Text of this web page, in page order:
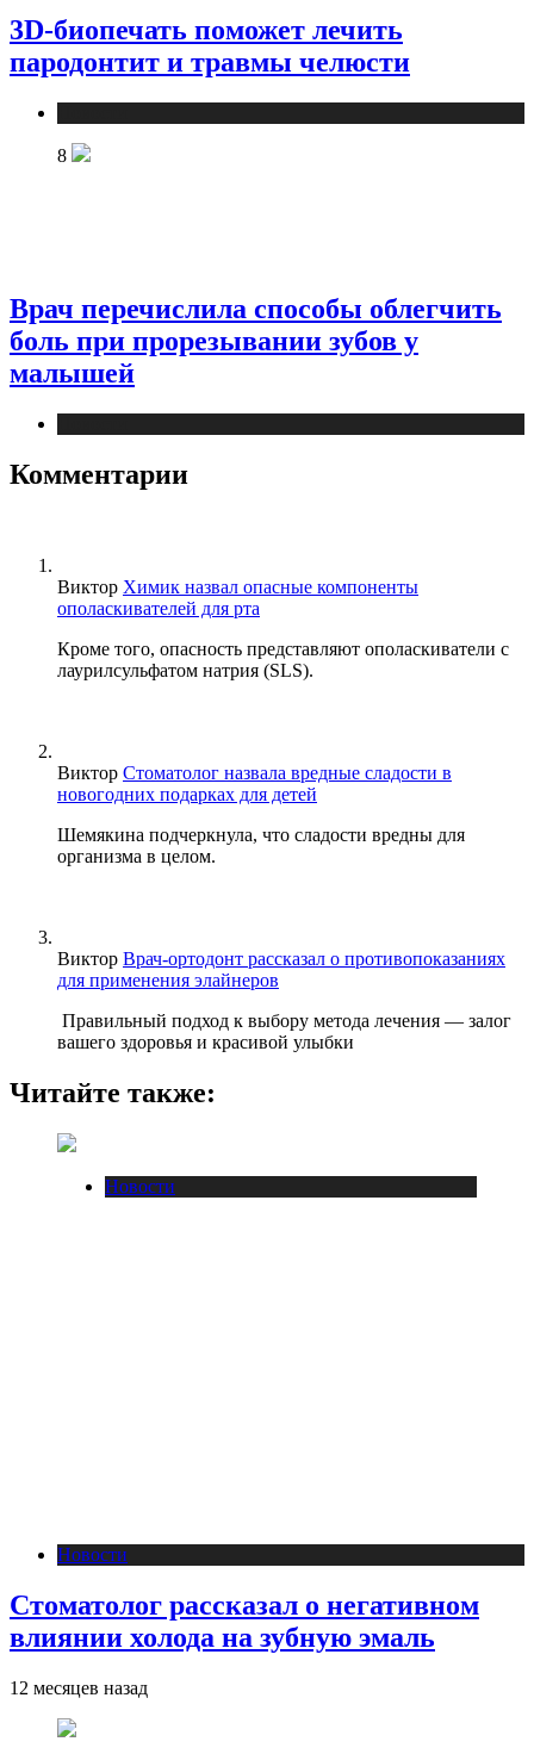
3D-биопечать поможет лечить
пародонтит и травмы челюсти
8
Врач перечислила способы облегчить
боль при прорезывании зубов у
малышей
Комментарии
Виктор Химик назвал опасные компоненты
ополаскивателей для рта
Кроме того, опасность представляют ополаскиватели с
лаурилсульфатом натрия (SLS).
Виктор Стоматолог назвала вредные сладости в
новогодних подарках для детей
Шемякина подчеркнула, что сладости вредны для
организма в целом.
Виктор Врач-ортодонт рассказал о противопоказаниях
для применения элайнеров
Правильный подход к выбору метода лечения — залог
вашего здоровья и красивой улыбки
Читайте также:
Новости
Новости
Стоматолог рассказал о негативном
влиянии холода на зубную эмаль
12 месяцев назад